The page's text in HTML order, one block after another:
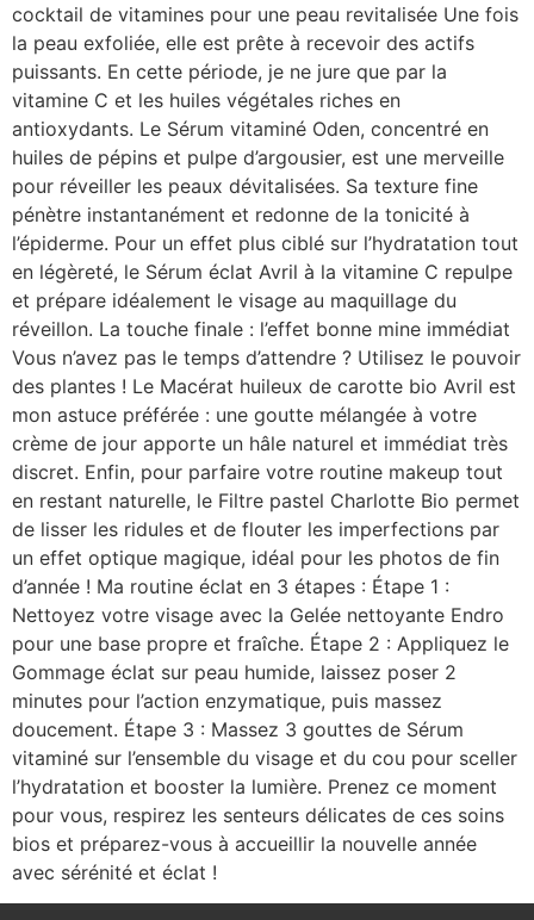
cocktail de vitamines pour une peau revitalisée Une fois
la peau exfoliée, elle est prête à recevoir des actifs
puissants. En cette période, je ne jure que par la
vitamine C et les huiles végétales riches en
antioxydants. Le Sérum vitaminé Oden, concentré en
huiles de pépins et pulpe d’argousier, est une merveille
pour réveiller les peaux dévitalisées. Sa texture fine
pénètre instantanément et redonne de la tonicité à
l’épiderme. Pour un effet plus ciblé sur l’hydratation tout
en légèreté, le Sérum éclat Avril à la vitamine C repulpe
et prépare idéalement le visage au maquillage du
réveillon. La touche finale : l’effet bonne mine immédiat
Vous n’avez pas le temps d’attendre ? Utilisez le pouvoir
des plantes ! Le Macérat huileux de carotte bio Avril est
mon astuce préférée : une goutte mélangée à votre
crème de jour apporte un hâle naturel et immédiat très
discret. Enfin, pour parfaire votre routine makeup tout
en restant naturelle, le Filtre pastel Charlotte Bio permet
de lisser les ridules et de flouter les imperfections par
un effet optique magique, idéal pour les photos de fin
d’année ! Ma routine éclat en 3 étapes : Étape 1 :
Nettoyez votre visage avec la Gelée nettoyante Endro
pour une base propre et fraîche. Étape 2 : Appliquez le
Gommage éclat sur peau humide, laissez poser 2
minutes pour l’action enzymatique, puis massez
doucement. Étape 3 : Massez 3 gouttes de Sérum
vitaminé sur l’ensemble du visage et du cou pour sceller
l’hydratation et booster la lumière. Prenez ce moment
pour vous, respirez les senteurs délicates de ces soins
bios et préparez-vous à accueillir la nouvelle année
avec sérénité et éclat !